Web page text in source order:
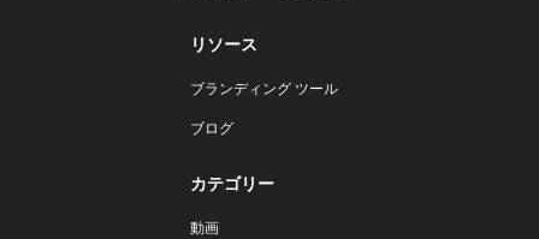
リソース
ブランディング ツール
ブログ
カテゴリー
動画